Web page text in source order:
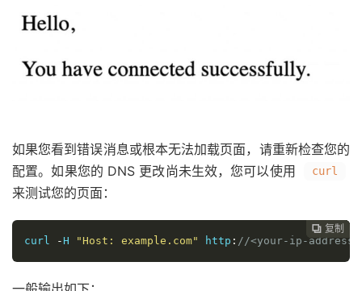
如果您看到错误消息或根本无法加载页面，请重新检查您的
配置。如果您的 DNS 更改尚未生效，您可以使用
curl
来测试您的页面：
 复制
 复制
 复制
 复制
 复制
curl
-H "Host: example.com" http : //<your-ip-